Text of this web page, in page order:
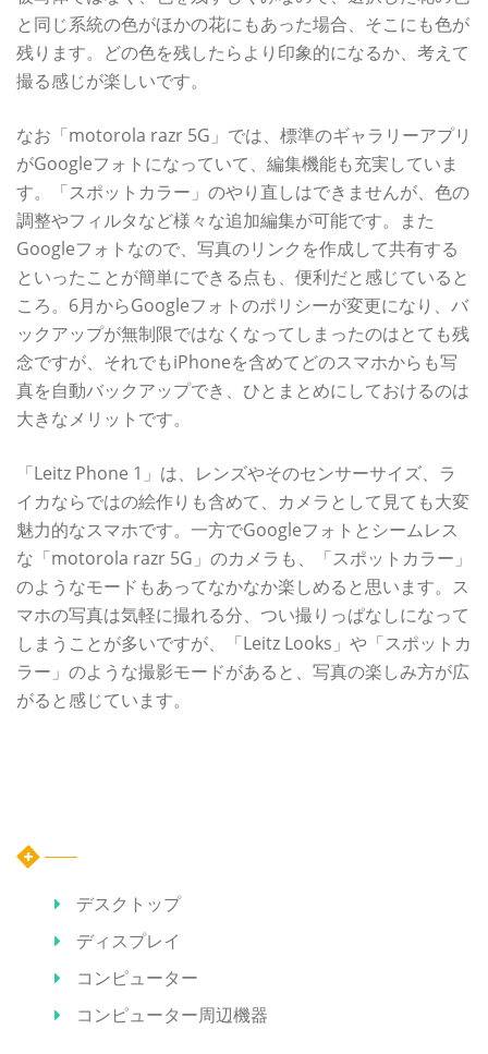
と同じ系統の色がほかの花にもあった場合、そこにも色が
残ります。どの色を残したらより印象的になるか、考えて
撮る感じが楽しいです。
なお「motorola razr 5G」では、標準のギャラリーアプリ
がGoogleフォトになっていて、編集機能も充実していま
す。「スポットカラー」のやり直しはできませんが、色の
調整やフィルタなど様々な追加編集が可能です。また
Googleフォトなので、写真のリンクを作成して共有する
といったことが簡単にできる点も、便利だと感じていると
ころ。6月からGoogleフォトのポリシーが変更になり、バ
ックアップが無制限ではなくなってしまったのはとても残
念ですが、それでもiPhoneを含めてどのスマホからも写
真を自動バックアップでき、ひとまとめにしておけるのは
大きなメリットです。
「Leitz Phone 1」は、レンズやそのセンサーサイズ、ラ
イカならではの絵作りも含めて、カメラとして見ても大変
魅力的なスマホです。一方でGoogleフォトとシームレス
な「motorola razr 5G」のカメラも、「スポットカラー」
のようなモードもあってなかなか楽しめると思います。ス
マホの写真は気軽に撮れる分、つい撮りっぱなしになって
しまうことが多いですが、「Leitz Looks」や「スポットカ
ラー」のような撮影モードがあると、写真の楽しみ方が広
がると感じています。
デスクトップ
ディスプレイ
コンピューター
コンピューター周辺機器